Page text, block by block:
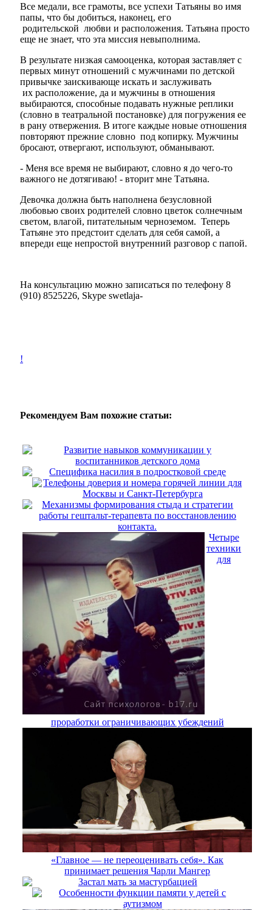
Все медали, все грамоты, все успехи Татьяны во имя
папы, что бы добиться, наконец, его
родительской любви и расположения. Татьяна просто
еще не знает, что эта миссия невыполнима.
В результате низкая самооценка, которая заставляет с
первых минут отношений с мужчинами по детской
привычке заискивающе искать и заслуживать
их расположение, да и мужчины в отношения
выбираются, способные подавать нужные реплики
(словно в театральной постановке) для погружения ее
в рану отвержения. В итоге каждые новые отношения
повторяют прежние словно под копирку. Мужчины
бросают, отвергают, используют, обманывают.
- Меня все время не выбирают, словно я до чего-то
важного не дотягиваю! - вторит мне Татьяна.
Девочка должна быть наполнена безусловной
любовью своих родителей словно цветок солнечным
светом, влагой, питательным черноземом. Теперь
Татьяне это предстоит сделать для себя самой, а
впереди еще непростой внутренний разговор с папой.
На консультацию можно записаться по телефону 8
(910) 8525226, Skype swetlaja-
!
Рекомендуем Вам похожие статьи:
Развитие навыков коммуникации у
воспитанников детского дома
Специфика насилия в подростковой среде
Телефоны доверия и номера горячей линии для
Москвы и Санкт-Петербурга
Механизмы формирования стыда и стратегии
работы гештальт-терапевта по восстановлению
контакта.
Четыре
техники
для
проработки ограничивающих убеждений
«Главное — не переоценивать себя». Как
принимает решения Чарли Мангер
Застал мать за мастурбацией
Особенности функции памяти у детей с
аутизмом